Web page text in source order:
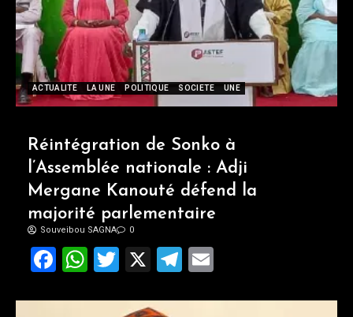
ACTUALITE LA UNE POLITIQUE SOCIETE UNE
Réintégration de Sonko à
l’Assemblée nationale : Adji
Mergane Kanouté défend la
majorité parlementaire
Souveibou SAGNA 0
Facebook
WhatsApp
Twitter
X Telegram